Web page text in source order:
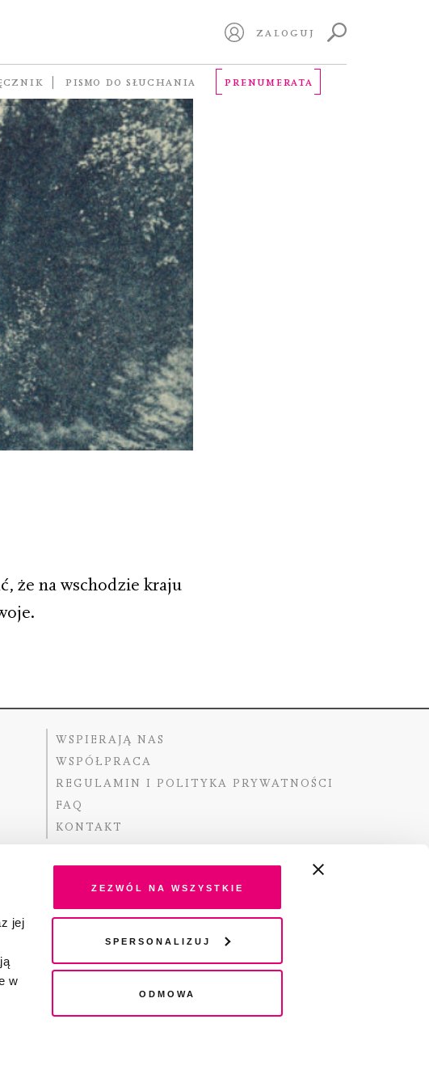
jej
w
Zezwól na wszystkie
Spersonalizuj
Odmowa
ZALOGUJ
PISMO DO SŁUCHANIA PRENUMERATA
że na wschodzie kraju
WSPIERAJĄ NAS
WSPÓŁPRACA
REGULAMIN I POLITYKA PRYWATNOŚCI
FAQ
KONTAKT
Dofinansowano ze środków Ministra Kultury i Dziedzictwa
Narodowego pochodzących z Funduszu Promocji Kultury –